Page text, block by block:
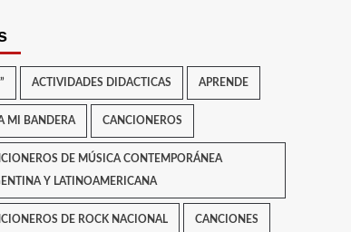
ACTIVIDADES DIDACTICAS APRENDE
MI BANDERA CANCIONEROS
DE MÚSICA CONTEMPORÁNEA
Y LATINOAMERICANA
DE ROCK NACIONAL CANCIONES